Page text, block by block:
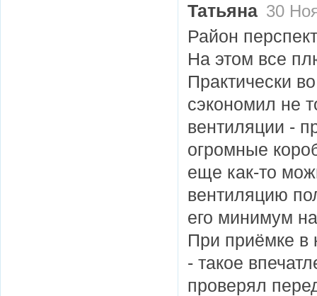
Татьяна 30
Район
На этом все
Практически
сэкономил не
вентиляции - практически во
огромные
еще как-то
вентиляцию
его минимум
При приёмке в
- такое
проверял